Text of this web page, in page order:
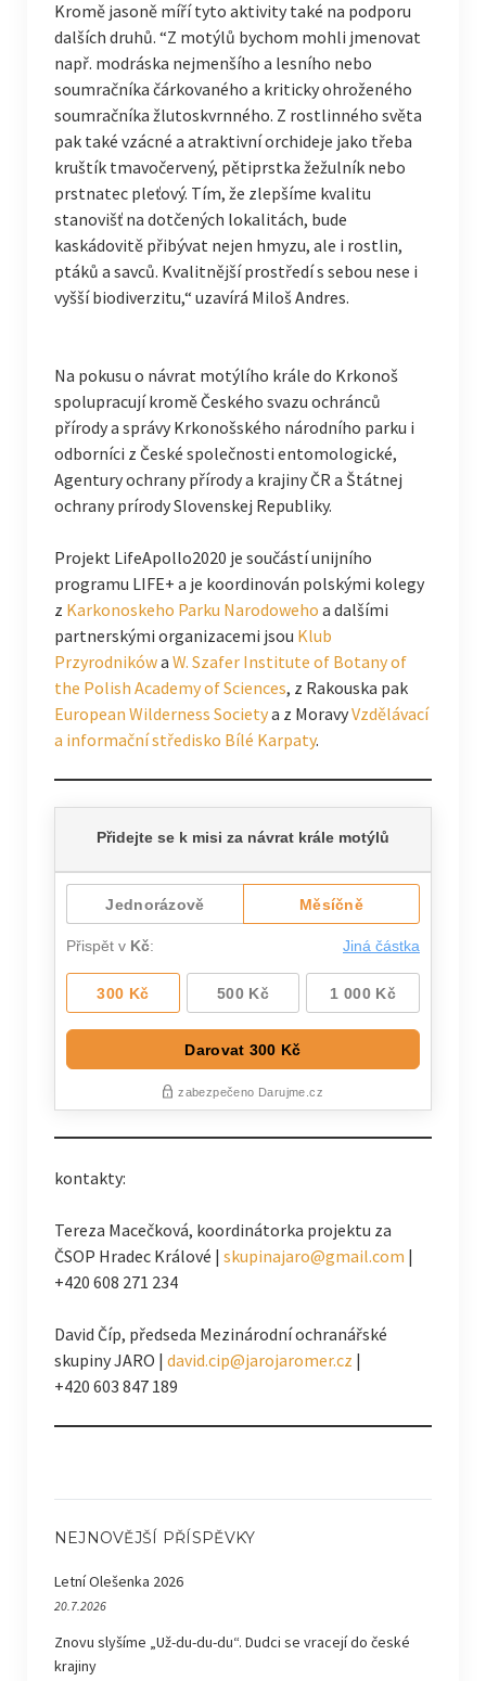
Kromě jasoně míří tyto aktivity také na podporu
dalších druhů. “Z motýlů bychom mohli jmenovat
např. modráska nejmenšího a lesního nebo
soumračníka čárkovaného a kriticky ohroženého
soumračníka žlutoskvrnného. Z rostlinného světa
pak také vzácné a atraktivní orchideje jako třeba
kruštík tmavočervený, pětiprstka žežulník nebo
prstnatec pleťový. Tím, že zlepšíme kvalitu
stanovišť na dotčených lokalitách, bude
kaskádovitě přibývat nejen hmyzu, ale i rostlin,
ptáků a savců. Kvalitnější prostředí s sebou nese i
vyšší biodiverzitu,“ uzavírá Miloš Andres.
Na pokusu o návrat motýlího krále do Krkonoš
spolupracují kromě Českého svazu ochránců
přírody a správy Krkonošského národního parku i
odborníci z České společnosti entomologické,
Agentury ochrany přírody a krajiny ČR a Štátnej
ochrany prírody Slovenskej Republiky.
Projekt LifeApollo2020 je součástí unijního
programu LIFE+ a je koordinován polskými kolegy
z Karkonoskeho Parku Narodoweho a dalšími
partnerskými organizacemi jsou Klub
Przyrodnikówa W. Szafer Institute of Botany of
the Polish Academy of Sciences, z Rakouska pak
European Wilderness Societya z MoravyVzdělávací
a informační středisko Bílé Karpaty.
kontakty:
Tereza Macečková, koordinátorka projektu za
ČSOP Hradec Králové | skupinajaro@gmail.com |
+420 608 271 234
David Číp, předseda Mezinárodní ochranářské
skupiny JARO | david.cip@jarojaromer.cz |
+420 603 847 189
NEJNOVĚJŠÍ PŘÍSPĚVKY
Letní Olešenka 2026
20.7.2026
Znovu slyšíme „Už-du-du-du“. Dudci se vracejí do české
krajiny